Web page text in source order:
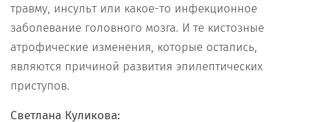
травму, инсульт или какое-то инфекционное
заболевание головного мозга. И те кистозные
атрофические изменения, которые остались,
являются причиной развития эпилептических
приступов.
Светлана Куликова: